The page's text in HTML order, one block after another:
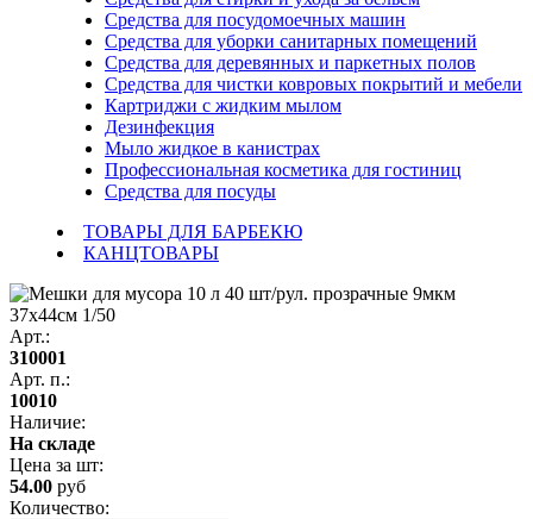
Средства для посудомоечных машин
Средства для уборки санитарных помещений
Средства для деревянных и паркетных полов
Средства для чистки ковровых покрытий и мебели
Картриджи с жидким мылом
Дезинфекция
Мыло жидкое в канистрах
Профессиональная косметика для гостиниц
Средства для посуды
ТОВАРЫ ДЛЯ БАРБЕКЮ
КАНЦТОВАРЫ
Арт.:
310001
Арт. п.:
10010
Наличие:
На складе
Цена за шт:
54.00 руб
Количество: